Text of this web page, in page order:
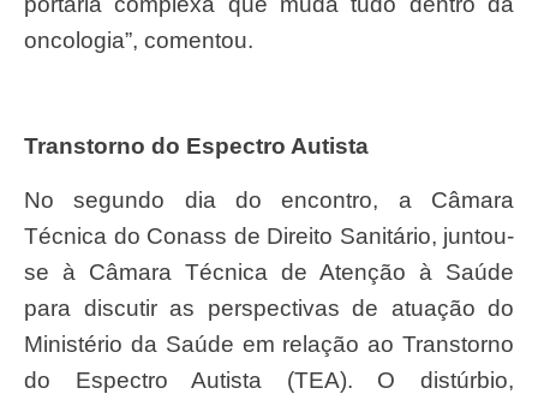
oncologia”, comentou.
Transtorno do Espectro Autista
No segundo dia do encontro, a Câmara
Técnica do Conass de Direito Sanitário, juntou-
se à Câmara Técnica de Atenção à Saúde
para discutir as perspectivas de atuação do
Ministério da Saúde em relação ao Transtorno
do Espectro Autista (TEA). O distúrbio,